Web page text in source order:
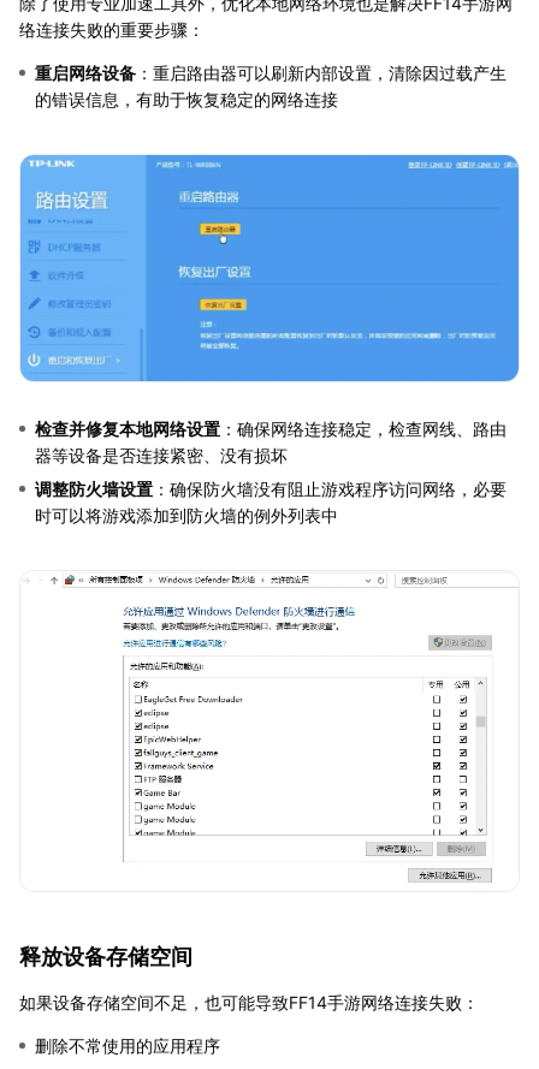
络连接失败的重要步骤：
重启网络设备 ：重启路由器可以刷新内部设置，清除因过载产生
的错误信息，有助于恢复稳定的网络连接
检查并修复本地网络设置 ：确保网络连接稳定，检查网线、路由
器等设备是否连接紧密、没有损坏
调整防火墙设置 ：确保防火墙没有阻止游戏程序访问网络，必要
时可以将游戏添加到防火墙的例外列表中
释放设备存储空间
如果设备存储空间不足，也可能导致FF14手游网络连接失败：
删除不常使用的应用程序